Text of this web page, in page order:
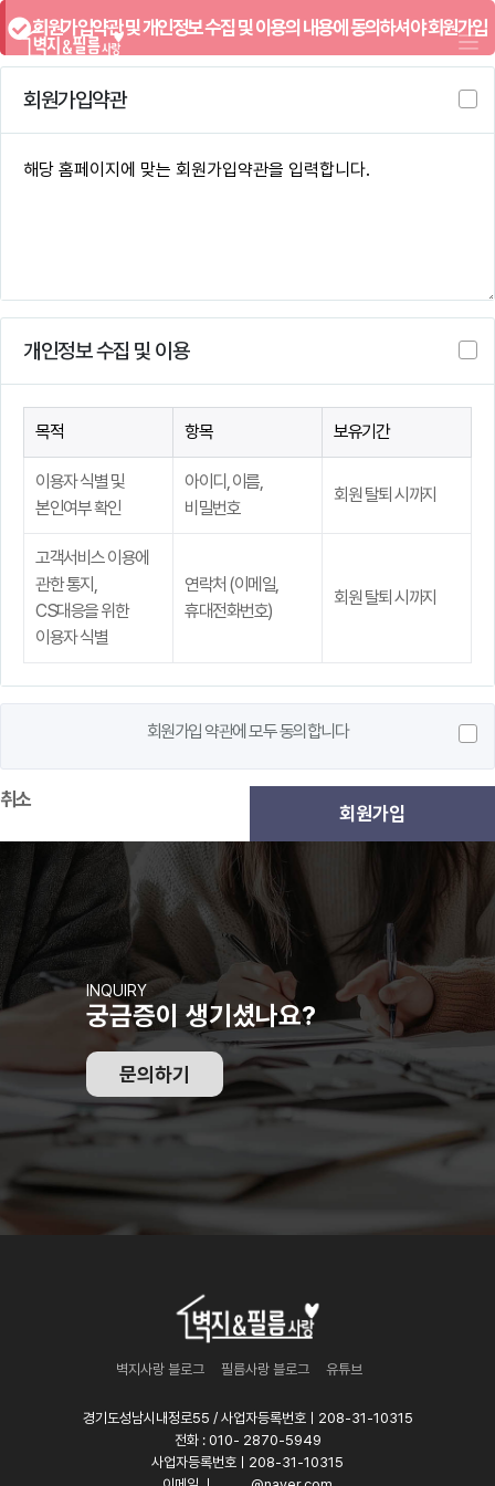
회원가입약관 및 개인정보 수집 및 이용의 내용에 동의하셔야 회원가입
회원가입약관
개인정보 수집 및 이용
목적 항목 보유기간
이용자 식별 및
본인여부 확인
아이디, 이름,
비밀번호
회원 탈퇴 시까지
고객서비스 이용에
관한 통지,
CS대응을 위한
이용자 식별
연락처 (이메일,
휴대전화번호)
회원 탈퇴 시까지
회원가입 약관에 모두 동의합니다
취소
회원가입
INQUIRY
궁금증이 생기셨나요?
문의하기
벽지사랑 블로그 필름사랑 블로그 유튜브
경기도성남시내정로55 / 사업자등록번호ㅣ208-31-10315
전화 : 010- 2870-5949
사업자등록번호ㅣ208-31-10315